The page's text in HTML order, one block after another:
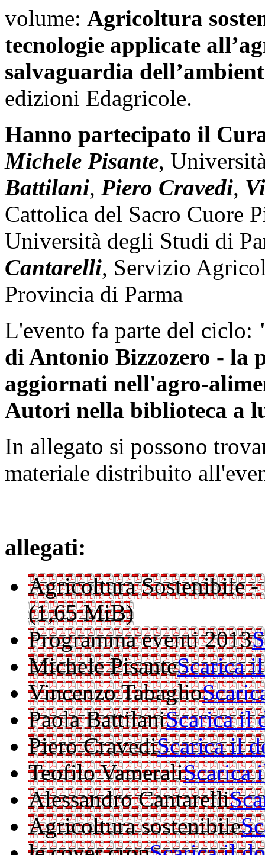
volume: Agricoltura
tecnologie applicate
salvaguardia
edizioni Edagricole.
Hanno partecipato il
Michele Pisante,
Battilani, Piero Cravedi,
Cattolica del Sacro Cuore
Università degli Studi di
Cantarelli, Servizio
Provincia di Parma
L'evento fa parte del ciclo:
di Antonio Bizzozero - la
aggiornati nell'agro-
Autori nella biblioteca a
In allegato si possono
materiale distribuito
allegati:
Agricoltura Sostenibile -
(1,65 MiB)
Programma eventi 2013
Michele PisanteScarica
Vincenzo Tabaglio
Paola BattilaniScarica il
Piero CravediScarica il
Teofilo VameraliScarica
Alessandro Cantarelli
Agricoltura sostenibile